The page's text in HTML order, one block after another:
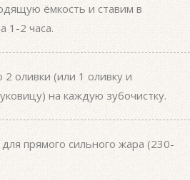
ёмкость и ставим в
1-2 часа.
оливки (или 1 оливку и
на каждую зубочистку.
прямого сильного жара (230-